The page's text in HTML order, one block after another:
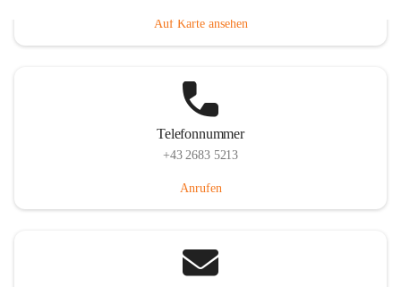
Auf Karte ansehen
Telefonnummer
+43 2683 5213
Anrufen